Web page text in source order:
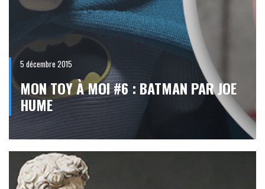
5 décembre 2015
MON TOY À MOI #6 : BATMAN PAR JOE
HUME